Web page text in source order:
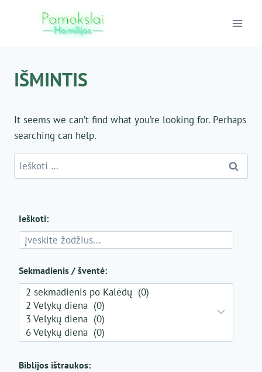
IŠMINTIS
It seems we can’t find what you’re looking for. Perhaps
searching can help.
Ieškoti:
Ieškoti:
Sekmadienis / šventė:
Biblijos ištraukos: